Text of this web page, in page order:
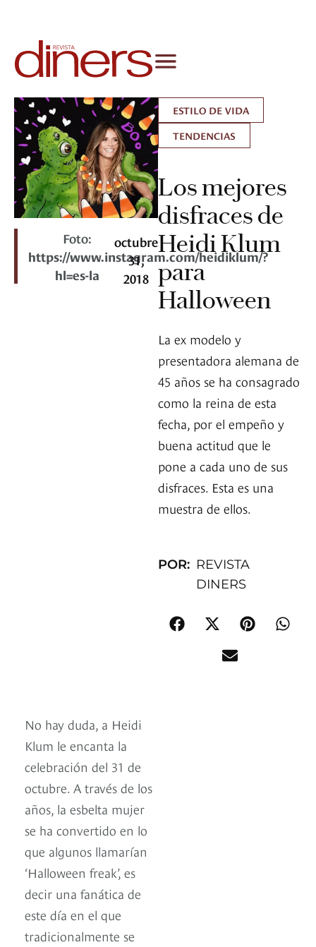
Foto:
https://www.instagram.com/heidiklum/?
hl=es-la
octubre
31,
2018
ESTILO DE VIDA
TENDENCIAS
Los mejores
disfraces de
Heidi Klum
para
Halloween
La ex modelo y
presentadora alemana de
45 años se ha consagrado
como la reina de esta
fecha, por el empeño y
buena actitud que le
pone a cada uno de sus
disfraces. Esta es una
muestra de ellos.
POR: REVISTA
DINERS
No hay duda, a Heidi
Klum le encanta la
celebración del 31 de
octubre. A través de los
años, la esbelta mujer
se ha convertido en lo
que algunos llamarían
‘Halloween freak’, es
decir una fanática de
este día en el que
tradicionalmente se